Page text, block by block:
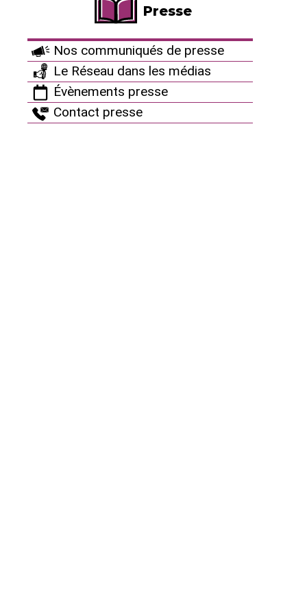
Presse
Nos communiqués de presse
Le Réseau dans les médias
Évènements presse
Contact presse
atteinte à la sûreté de l’installation par manque
de maitrise du confinement de matières
radioactives, l’évènement a été classé au niveau
1 de l’échelle INES*. C’est le 6ème évènement
significatif sur cette installation en quelques
mois.